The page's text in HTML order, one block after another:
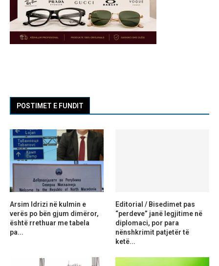
POSTIMET E FUNDIT
Arsim Idrizi në kulmin e
verës po bën gjum dimëror,
është rrethuar me tabela
pa...
Editorial / Bisedimet pas
“perdeve” janë legjitime në
diplomaci, por para
nënshkrimit patjetër të
ketë...